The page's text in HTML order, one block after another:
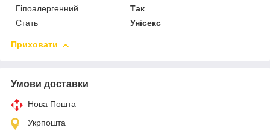
Гіпоалергенний
Так
Стать
Унісекс
Приховати
Умови доставки
Нова Пошта
Укрпошта